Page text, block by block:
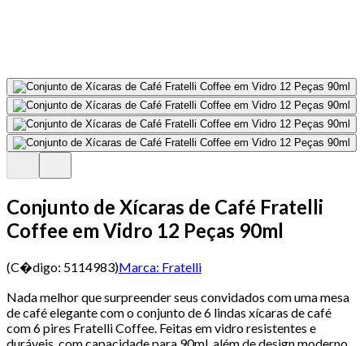
Conjunto de Xícaras de Café Fratelli
Coffee em Vidro 12 Peças 90ml
(C�digo: 5114983)Marca: Fratelli
Nada melhor que surpreender seus convidados com uma mesa
de café elegante com o conjunto de 6 lindas xícaras de café
com 6 pires Fratelli Coffee. Feitas em vidro resistentes e